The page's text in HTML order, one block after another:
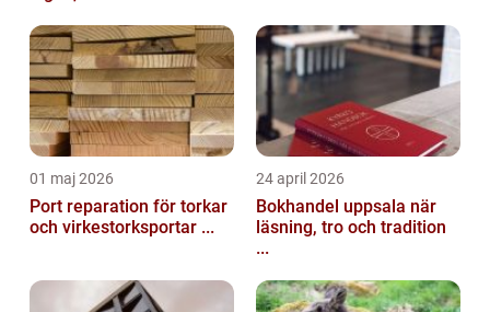
01 maj 2026
Port reparation för torkar
och virkestorksportar ...
24 april 2026
Bokhandel uppsala när
läsning, tro och tradition
...